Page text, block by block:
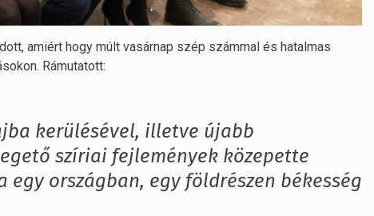
amiért hogy múlt vasárnap szép számmal és hatalmas
Rámutatott:
kerülésével, illetve újabb
szíriai fejlemények közepette
országban, egy földrészen békesség